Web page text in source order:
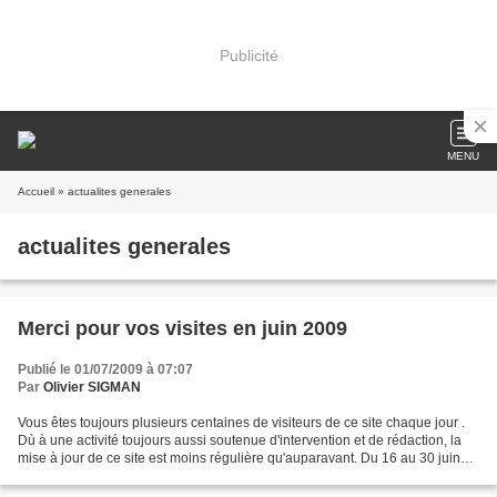
Publicité
MENU
Accueil » actualites generales
actualites generales
Merci pour vos visites en juin 2009
Publié le 01/07/2009 à 07:07
Par Olivier SIGMAN
Vous êtes toujours plusieurs centaines de visiteurs de ce site chaque jour .
Dù à une activité toujours aussi soutenue d'intervention et de rédaction, la
mise à jour de ce site est moins régulière qu'auparavant. Du 16 au 30 juin